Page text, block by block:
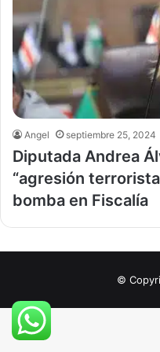
Angel septiembre 25, 2024
Diputada Andrea
“agresión
bomba en Fiscalía
©